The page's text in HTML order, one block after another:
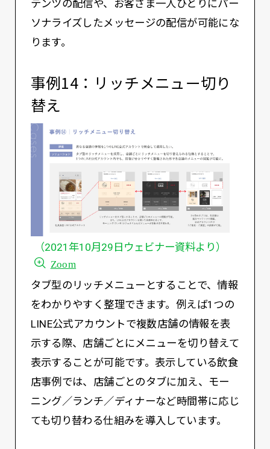
テンツの配信や、お客さま一人ひとりにパー
ソナライズしたメッセージの配信が可能にな
ります。
事例14：リッチメニュー切り
替え
（2021年10月29日ウェビナー資料より）
Zoom
タブ型のリッチメニューとすることで、情報
をわかりやすく整理できます。例えば1つの
LINE公式アカウントで複数店舗の情報を表
示する際、店舗ごとにメニューを切り替えて
表示することが可能です。表示している飲食
店事例では、店舗ごとのタブに加え、モー
ニング／ランチ／ディナーなど時間帯に応じ
ても切り替わる仕組みを導入しています。